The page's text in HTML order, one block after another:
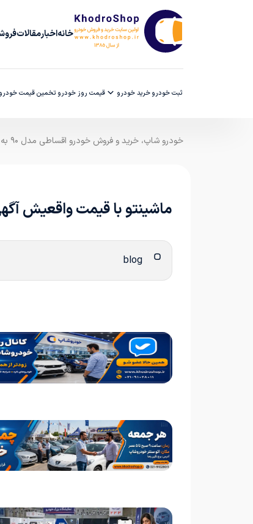
خانهاخبارمقالات
ثبت خودروخرید خودرو قیمت روز خودرو تخمین قیمت خودرو
خودرو شاپ، خرید و فروش خودرو اقساطی مدل ۹۰ به بالا با ضمانت کارشناسی
ماشینتو با قیمت واقعیش